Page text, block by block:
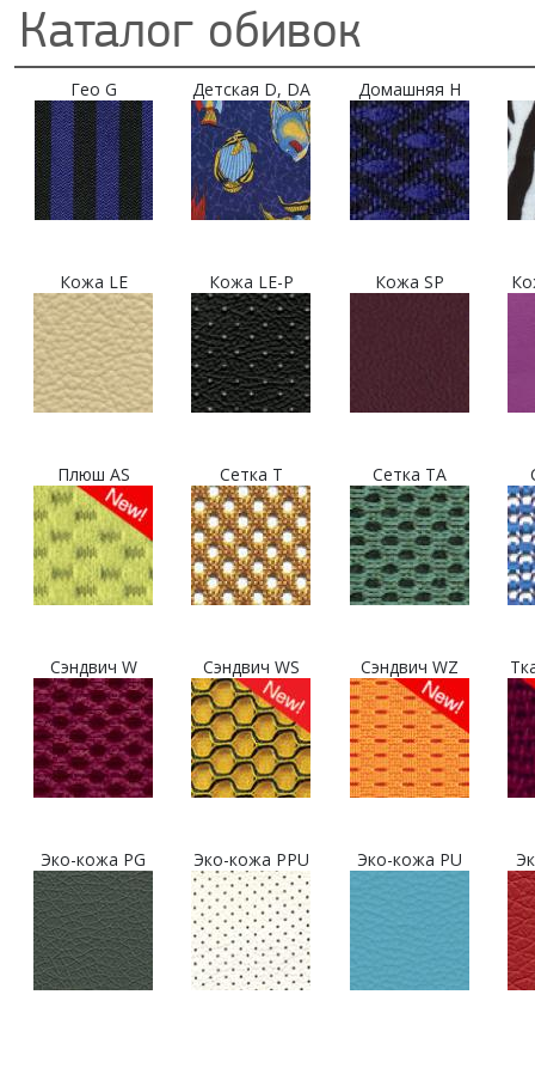
Каталог обивок
Гео G Детская D, DA Домашняя H
Кожа LE Кожа LE-P Кожа SP
Плюш AS Сетка T Сетка TA
Сэндвич W Сэндвич WS Сэндвич WZ
Эко-кожа PG Эко-кожа PPU Эко-кожа PU